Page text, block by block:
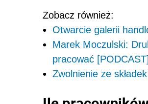
Zobacz również:
Otwarcie galerii
Marek Moczulski:
pracować [PODCAST]
Zwolnienie ze